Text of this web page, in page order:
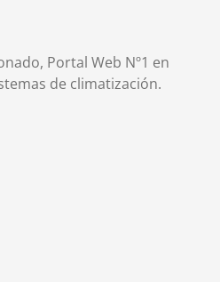
Portal Web Nº1 en
de climatización.